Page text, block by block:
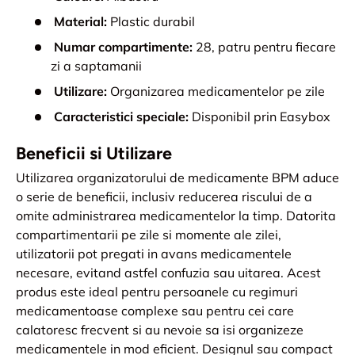
Material: Plastic durabil
Numar compartimente: 28, patru pentru fiecare
zi a saptamanii
Utilizare: Organizarea medicamentelor pe zile
Caracteristici speciale: Disponibil prin Easybox
Beneficii si Utilizare
Utilizarea organizatorului de medicamente BPM aduce
o serie de beneficii, inclusiv reducerea riscului de a
omite administrarea medicamentelor la timp. Datorita
compartimentarii pe zile si momente ale zilei,
utilizatorii pot pregati in avans medicamentele
necesare, evitand astfel confuzia sau uitarea. Acest
produs este ideal pentru persoanele cu regimuri
medicamentoase complexe sau pentru cei care
calatoresc frecvent si au nevoie sa isi organizeze
medicamentele in mod eficient. Designul sau compact